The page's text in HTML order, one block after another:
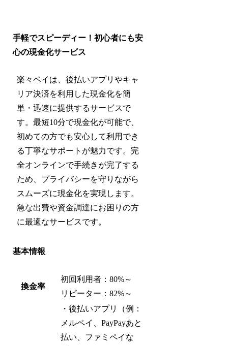
手軽でスピーディー！初心者にも安
心の現金化サービス
楽々ペイは、後払いアプリやキャ
リア決済を利用した現金化を簡
単・迅速に提供するサービスで
す。最短10分で現金化が可能で、
初めての方でも安心して利用でき
る丁寧なサポートが魅力です。完
全オンラインで手続きが完了する
ため、プライバシーを守りながら
スムーズに現金化を実現します。
急な出費や資金調達にお困りの方
に最適なサービスです。
基本情報
換金率
初回利用者：80%～
リピーター：82%～
・後払いアプリ（例：
メルペイ、PayPayあと
払い、ファミペイな